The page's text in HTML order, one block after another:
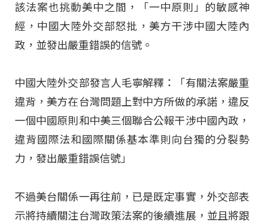
該法案也挑動美中之間，「一中原則」的敏感神
經，中國大陸外交部怒批，美方干涉中國大陸內
政，並發出嚴重錯誤的信號。
中國大陸外交部發言人毛寧解釋：「有關法案嚴重
違背，美方在台灣問題上對中方所做的承諾，違反
一個中國原則和中美三個聯合公報干涉中國內政，
違背國際法和國際關係基本準則向台獨的分裂勢
力，發出嚴重錯誤信號」
不過美台關係一再往前，已是既定事實，外交部表
示將持續關注台灣政策法案的後續進展，並且將跟